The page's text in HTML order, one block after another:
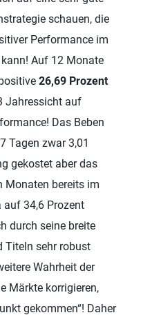
schauen, die
Performance im
Auf 12 Monate
26,69 Prozent
Jahressicht auf
Das Beben
Tagen zwar 3,01
gekostet aber das
Monaten bereits im
34,6 Prozent
durch seine breite
Titeln sehr robust
Wahrheit der
Märkte korrigieren,
gekommen“! Daher